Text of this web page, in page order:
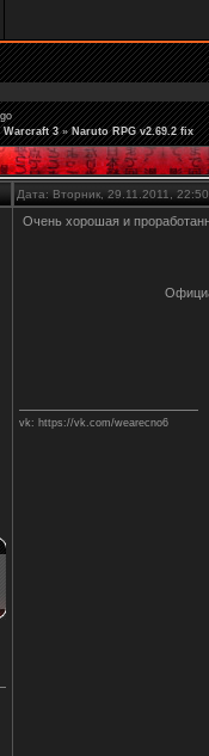
Warcraft 3 » Naruto RPG v2.69.2 fix
Дата: Вторник, 29.11.2011,
Очень хорошая и
vk: https://vk.com/wearecno6